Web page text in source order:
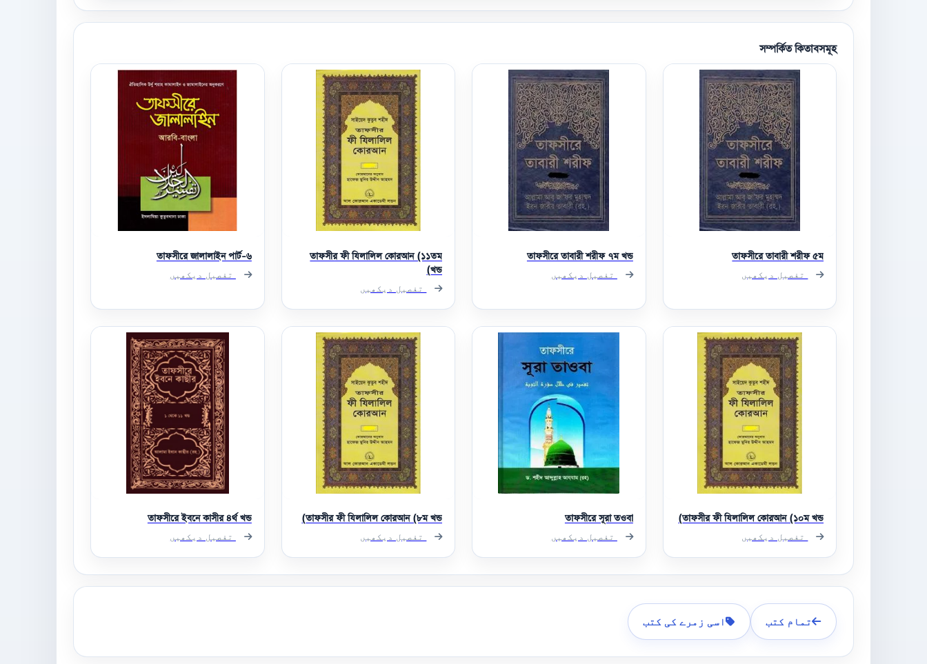
সম্পর্কিত কিতাবসমূহ
তাফসীরে তাবারী শরীফ ৫ম
تفصیل دیکھیں
তাফসীরে তাবারী শরীফ ৭ম খন্ড
تفصیل دیکھیں
তাফসীর ফী যিলালিল কোরআন (১১তম
খন্ড)
تفصیل دیکھیں
তাফসীরে জালালাইন পার্ট-৬
تفصیل دیکھیں
তাফসীর ফী যিলালিল কোরআন (১০ম খন্ড)
تفصیل دیکھیں
তাফসীরে সূরা তওবা
تفصیل دیکھیں
তাফসীর ফী যিলালিল কোরআন (৮ম খন্ড)
تفصیل دیکھیں
তাফসীরে ইবনে কাসীর ৪র্থ খন্ড
تفصیل دیکھیں
تمام کتب اسی زمرے کی کتب